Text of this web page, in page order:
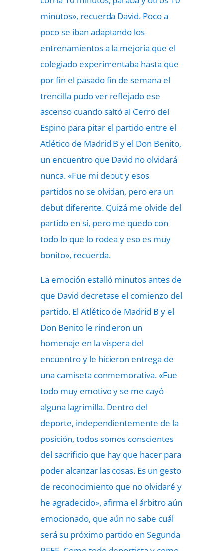
minutos», recuerda David. Poco a
poco se iban adaptando los
entrenamientos a la mejoría que el
colegiado experimentaba hasta que
por fin el pasado fin de semana el
trencilla pudo ver reflejado ese
ascenso cuando saltó al Cerro del
Espino para pitar el partido entre el
Atlético de Madrid B y el Don Benito,
un encuentro que David no olvidará
nunca. «Fue mi debut y esos
partidos no se olvidan, pero era un
debut diferente. Quizá me olvide del
partido en sí, pero me quedo con
todo lo que lo rodea y eso es muy
bonito», recuerda.
La emoción estalló minutos antes de
que David decretase el comienzo del
partido. El Atlético de Madrid B y el
Don Benito le rindieron un
homenaje en la víspera del
encuentro y le hicieron entrega de
una camiseta conmemorativa. «Fue
todo muy emotivo y se me cayó
alguna lagrimilla. Dentro del
deporte, independientemente de la
posición, todos somos conscientes
del sacrificio que hay que hacer para
poder alcanzar las cosas. Es un gesto
de reconocimiento que no olvidaré y
he agradecido», afirma el árbitro aún
emocionado, que aún no sabe cuál
será su próximo partido en Segunda